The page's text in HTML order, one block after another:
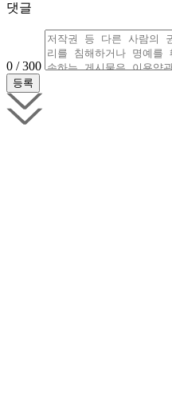
댓글
0 / 300